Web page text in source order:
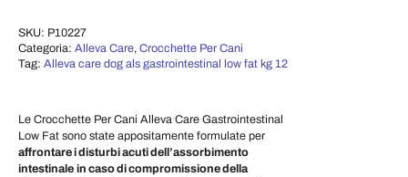
SKU: P10227
Categoria: Alleva Care, Crocchette Per Cani
Tag: Alleva care dog als gastrointestinal low fat kg 12
Le Crocchette Per Cani Alleva Care Gastrointestinal
Low Fat sono state appositamente formulate per
affrontare i disturbi acuti dell’assorbimento
intestinale in caso di compromissione della